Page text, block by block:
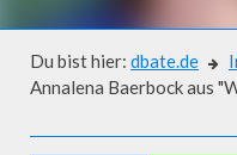
Du bist hier: dbate.de
Annalena Baerbock aus